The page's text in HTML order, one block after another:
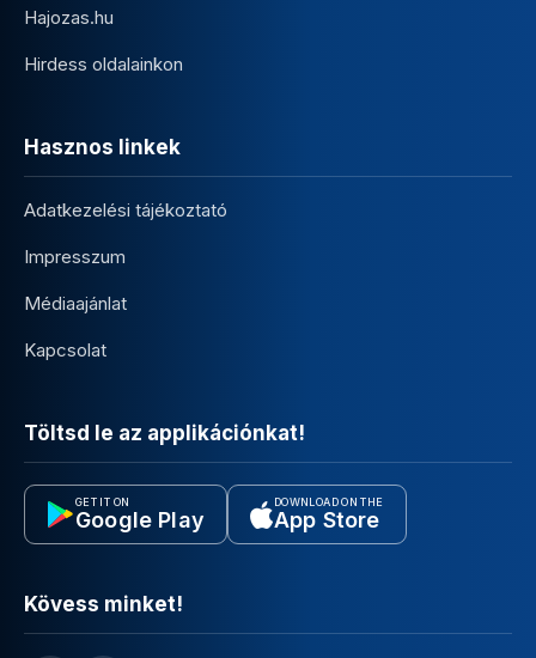
Hajozas.hu
Hirdess oldalainkon
Hasznos linkek
Adatkezelési tájékoztató
Impresszum
Médiaajánlat
Kapcsolat
Töltsd le az applikációnkat!
GET IT ON
Google Play
DOWNLOAD ON THE
App Store
Kövess minket!